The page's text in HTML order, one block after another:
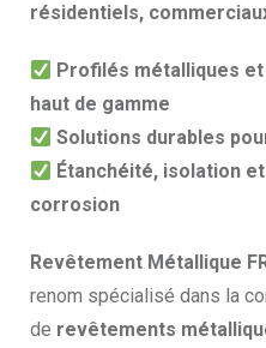
résidentiels,
Profilés métalliques
haut de gamme
Solutions durables
Étanchéité, isolation
corrosion
Revêtement Métallique
renom spécialisé dans la
de revêtements